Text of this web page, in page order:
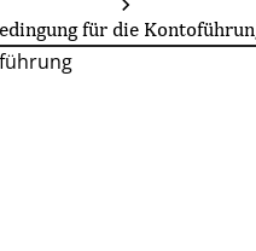
für die